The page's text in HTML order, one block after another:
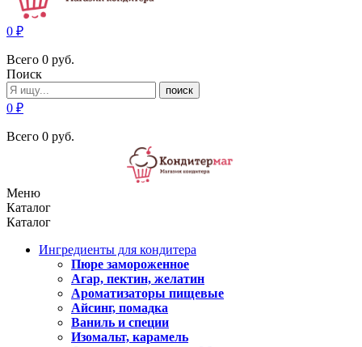
0 ₽
Всего 0 руб.
Поиск
поиск
0 ₽
Всего 0 руб.
Меню
Каталог
Каталог
Ингредиенты для кондитера
Пюре замороженное
Агар, пектин, желатин
Ароматизаторы пищевые
Айсинг, помадка
Ваниль и специи
Изомальт, карамель